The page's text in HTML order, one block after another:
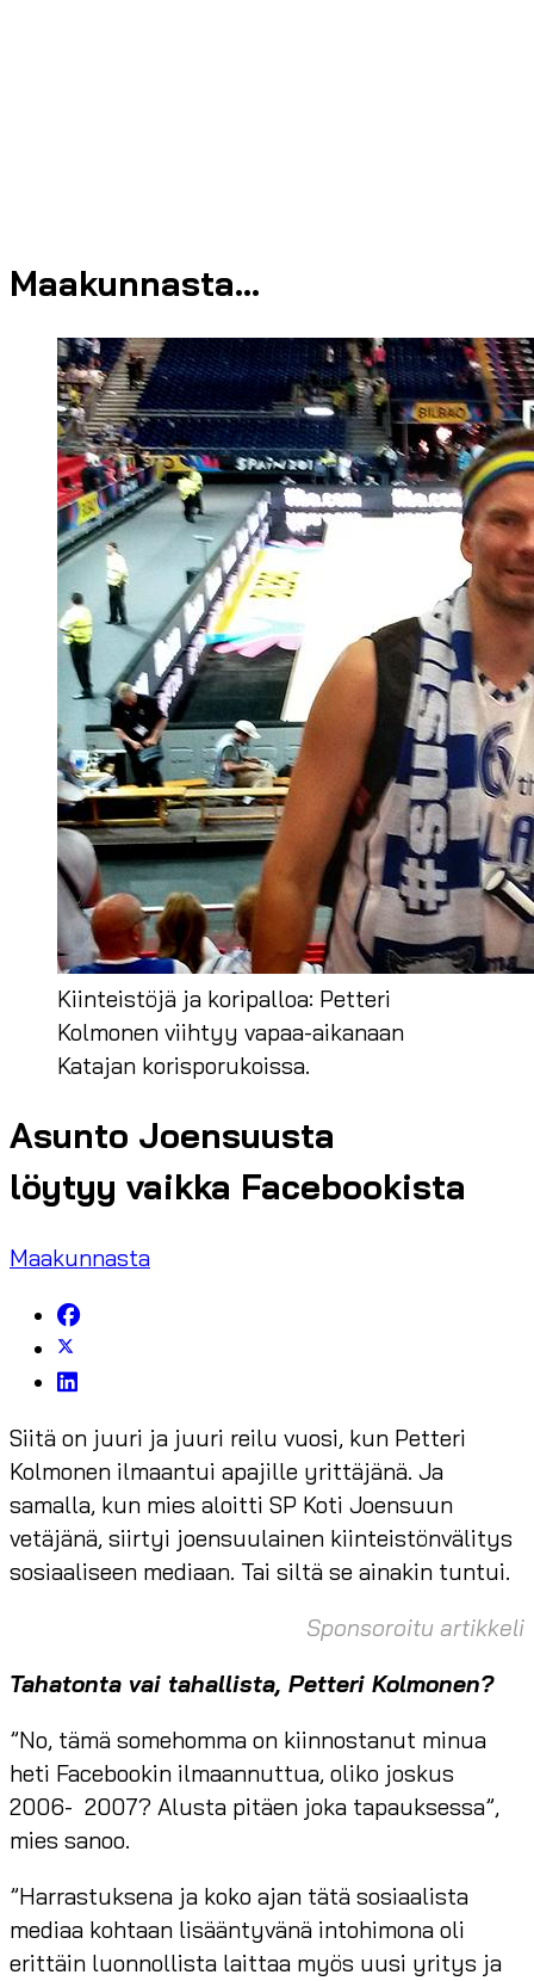
Maakunnasta...
Kiinteistöjä ja koripalloa: Petteri
Kolmonen viihtyy vapaa-aikanaan
Katajan korisporukoissa.
Asunto Joensuusta
löytyy vaikka Facebookista
Maakunnasta
Siitä on juuri ja juuri reilu vuosi, kun Petteri
Kolmonen ilmaantui apajille yrittäjänä. Ja
samalla, kun mies aloitti SP Koti Joensuun
vetäjänä, siirtyi joensuulainen kiinteistönvälitys
sosiaaliseen mediaan. Tai siltä se ainakin tuntui.
Sponsoroitu artikkeli
Tahatonta vai tahallista, Petteri Kolmonen?
”No, tämä somehomma on kiinnostanut minua
heti Facebookin ilmaannuttua, oliko joskus
2006- 2007? Alusta pitäen joka tapauksessa”,
mies sanoo.
”Harrastuksena ja koko ajan tätä sosiaalista
mediaa kohtaan lisääntyvänä intohimona oli
erittäin luonnollista laittaa myös uusi yritys ja